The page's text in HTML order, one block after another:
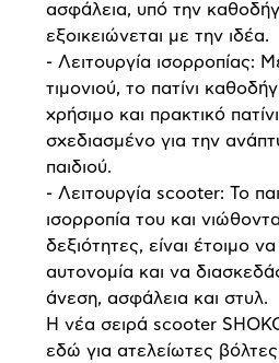
ασφάλεια, υπό την
εξοικειώνεται με την ιδέα.
- Λειτουργία ισορροπίας:
τιμονιού, το πατίνι
χρήσιμο και πρακτικό
σχεδιασμένο για την
παιδιού.
- Λειτουργία scooter: Το
ισορροπία του και
δεξιότητες, είναι έτοιμο
αυτονομία και να
άνεση, ασφάλεια και στυλ.
Η νέα σειρά scooter
εδώ για ατελείωτες